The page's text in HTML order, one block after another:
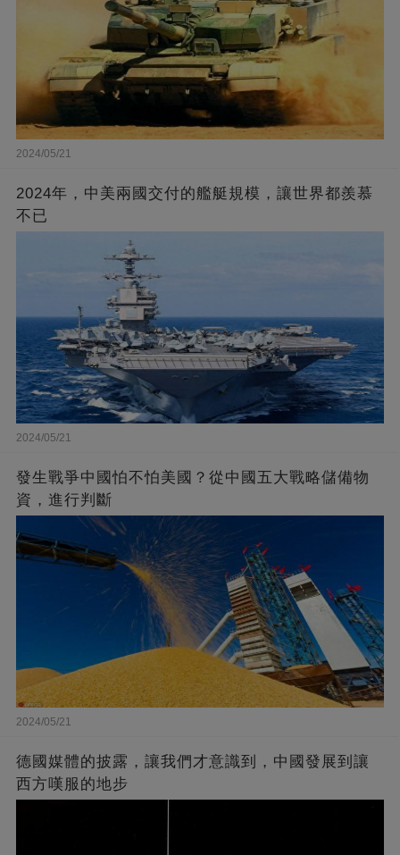
2024/05/21
2024年，中美兩國交付的艦艇規模，讓世界都羨慕
不已
2024/05/21
發生戰爭中國怕不怕美國？從中國五大戰略儲備物
資，進行判斷
2024/05/21
德國媒體的披露，讓我們才意識到，中國發展到讓
西方嘆服的地步